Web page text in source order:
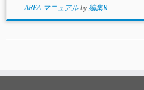
AREA マニュアルby編集R